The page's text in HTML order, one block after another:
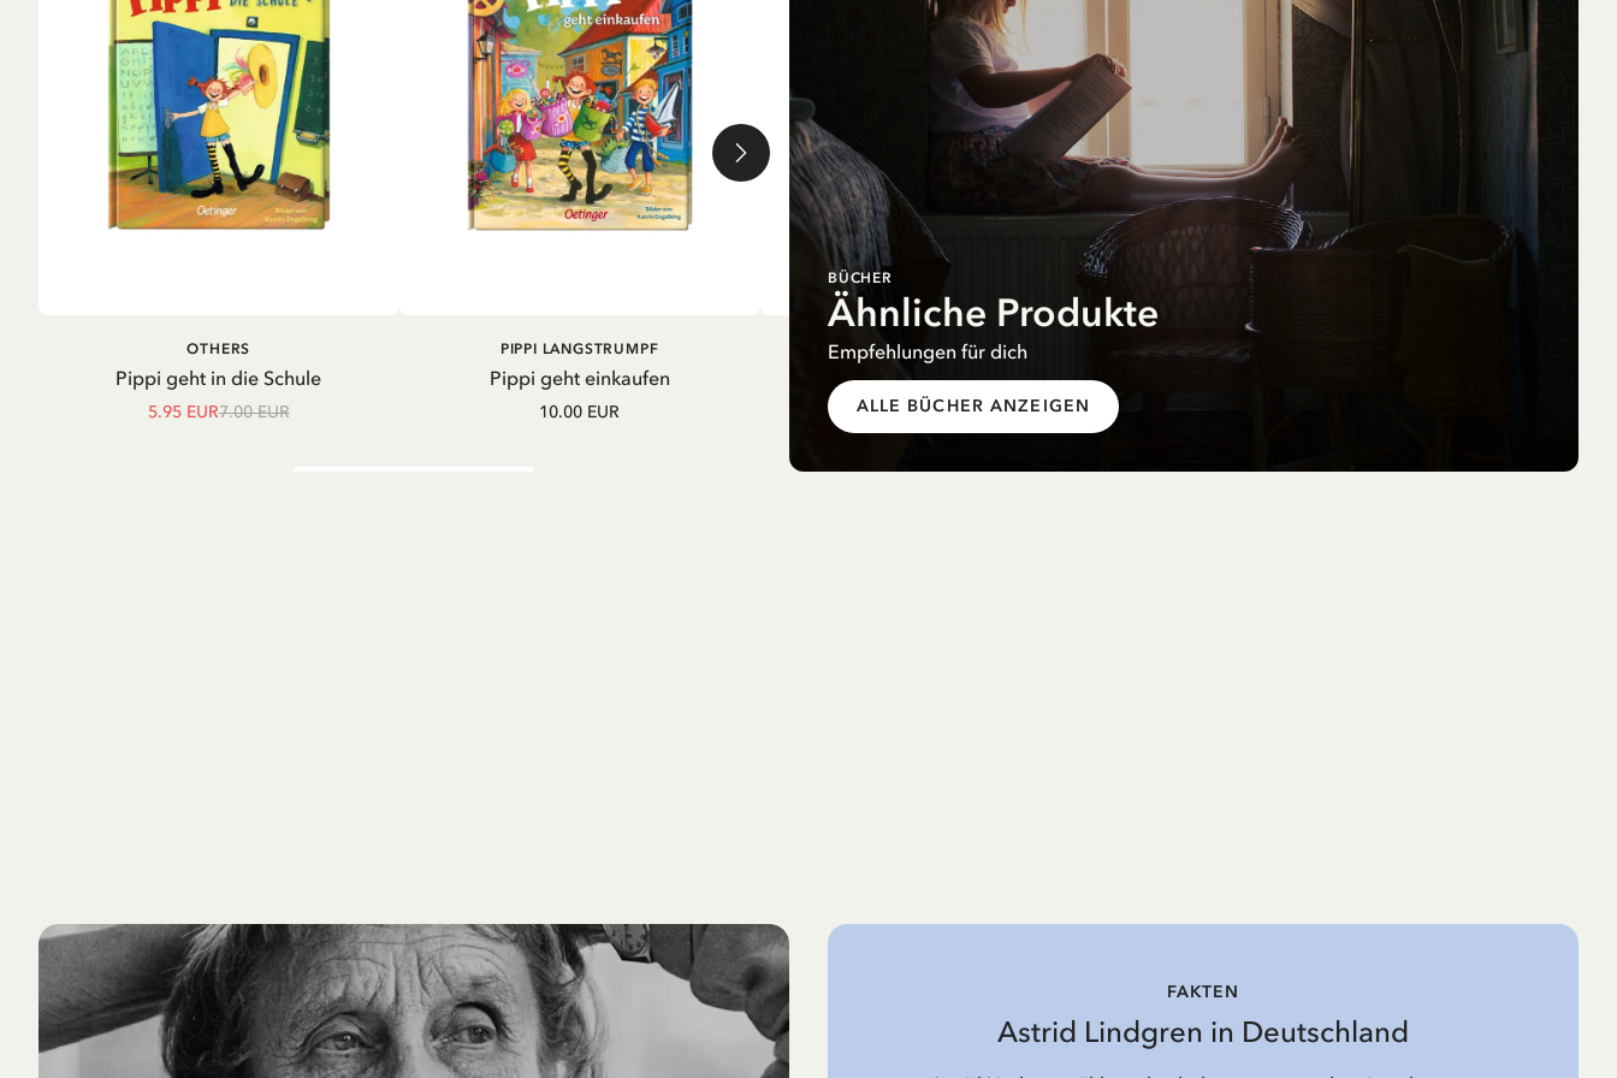
BÜCHER
Ähnliche Produkte
Empfehlungen für dich
ALLE BÜCHER ANZEIGEN
IN DEN WARENKORB
Pippi geht in die Schule
OTHERS
5.95 EUR7.00 EUR
IN DEN WARENKORB
Pippi geht einkaufen
PIPPI LANGSTRUMPF
10.00 EUR
IN DEN WARENKORB
Mein Schulstart. Countdown zur
Einschulung mit Pippi Langstrumpf
PIPPI LANGSTRUMPF
FAKTEN
Astrid Lindgren in Deutschland